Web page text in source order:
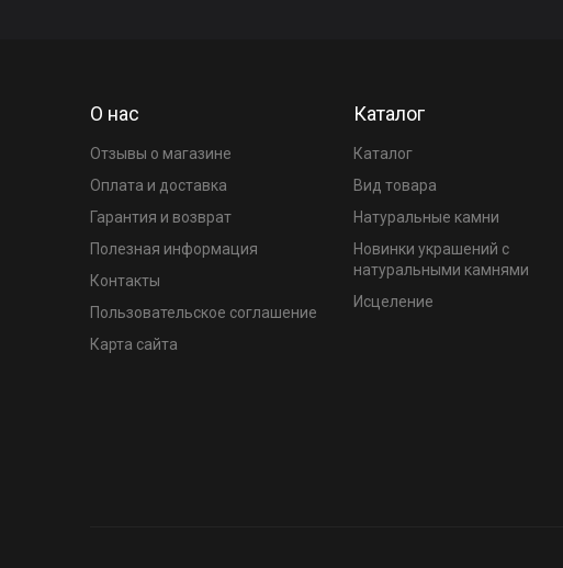
О нас
Отзывы о магазине
Оплата и доставка
Гарантия и возврат
Полезная информация
Контакты
Пользовательское соглашение
Карта сайта
Каталог
Каталог
Вид товара
Натуральные камни
Новинки украшений с
натуральными камнями
Исцеление